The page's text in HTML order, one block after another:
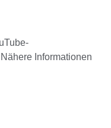
Informationen